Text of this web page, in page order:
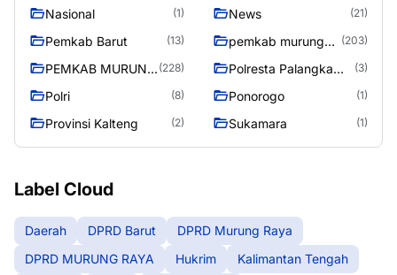
Nasional (1) News (21)
Pemkab Barut (13)
pemkab murung
(203)
PEMKAB MURUNG (228)
Polresta Palangka
(3)
Polri (8) Ponorogo (1)
Provinsi Kalteng (2) Sukamara (1)
Label Cloud
Daerah DPRD Barut
DPRD Murung Raya
DPRD MURUNG RAYA
Hukrim
Kalimantan Tengah